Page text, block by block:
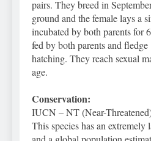
pairs. They breed in
ground and the female lays a
incubated by both parents for
fed by both parents and
hatching. They reach sexual
age.
Conservation:
IUCN – NT (Near-
This species has an extremely